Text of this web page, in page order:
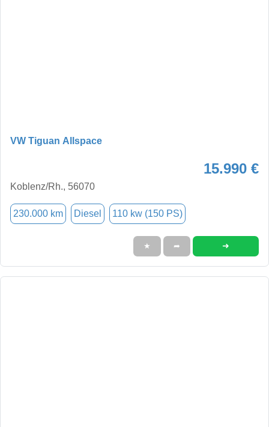
VW Tiguan Allspace
15.990 €
Koblenz/Rh., 56070
230.000 km Diesel 110 kw (150 PS)
★ ➦ ➜